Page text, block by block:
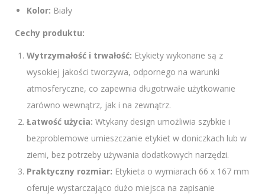
Kolor: Biały
Cechy produktu:
Wytrzymałość i trwałość: Etykiety wykonane są z
wysokiej jakości tworzywa, odpornego na warunki
atmosferyczne, co zapewnia długotrwałe użytkowanie
zarówno wewnątrz, jak i na zewnątrz.
Łatwość użycia: Wtykany design umożliwia szybkie i
bezproblemowe umieszczanie etykiet w doniczkach lub w
ziemi, bez potrzeby używania dodatkowych narzędzi.
Praktyczny rozmiar: Etykieta o wymiarach 66 x 167 mm
oferuje wystarczająco dużo miejsca na zapisanie